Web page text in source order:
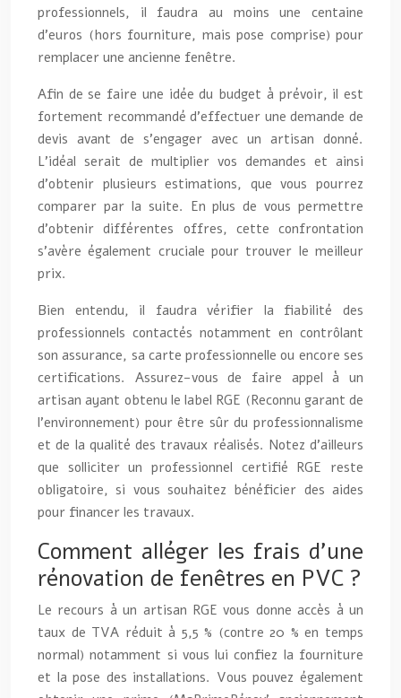
professionnels, il faudra au moins une centaine
d’euros (hors fourniture, mais pose comprise) pour
remplacer une ancienne fenêtre.
Afin de se faire une idée du budget à prévoir, il est
fortement recommandé d’effectuer une demande de
devis avant de s’engager avec un artisan donné.
L’idéal serait de multiplier vos demandes et ainsi
d’obtenir plusieurs estimations, que vous pourrez
comparer par la suite. En plus de vous permettre
d’obtenir différentes offres, cette confrontation
s’avère également cruciale pour trouver le meilleur
prix.
Bien entendu, il faudra vérifier la fiabilité des
professionnels contactés notamment en contrôlant
son assurance, sa carte professionnelle ou encore ses
certifications. Assurez-vous de faire appel à un
artisan ayant obtenu le label RGE (Reconnu garant de
l’environnement) pour être sûr du professionnalisme
et de la qualité des travaux réalisés. Notez d’ailleurs
que solliciter un professionnel certifié RGE reste
obligatoire, si vous souhaitez bénéficier des aides
pour financer les travaux.
Comment alléger les frais d’une
rénovation de fenêtres en PVC ?
Le recours à un artisan RGE vous donne accès à un
taux de TVA réduit à 5,5 % (contre 20 % en temps
normal) notamment si vous lui confiez la fourniture
et la pose des installations. Vous pouvez également